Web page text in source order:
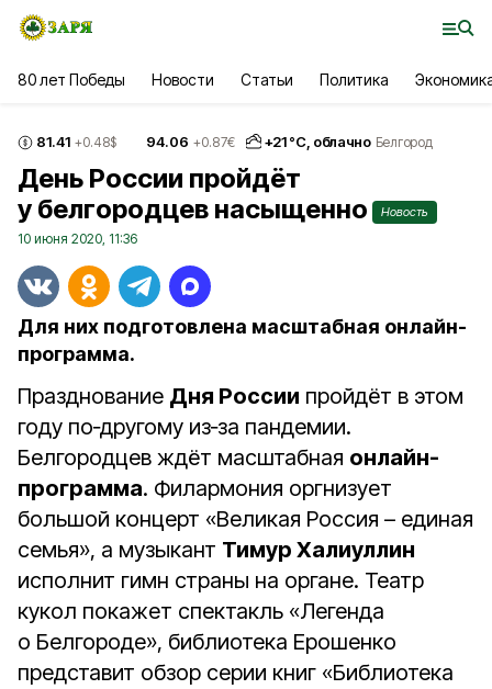
80 лет Победы Новости Статьи Политика
81.41 +0.48$ 94.06 +0.87€ +21°С, облачно Белгород
День России пройдёт
у белгородцев насыщенно
Новость
10 июня 2020, 11:36
Для них подготовлена масштабная онлайн-
программа.
Празднование Дня России пройдёт в этом
году по‑другому из‑за пандемии.
Белгородцев ждёт масштабная онлайн-
программа. Филармония оргнизует
большой концерт «Великая Россия – единая
семья», а музыкант Тимур Халиуллин
исполнит гимн страны на органе. Театр
кукол покажет спектакль «Легенда
о Белгороде», библиотека Ерошенко
представит обзор серии книг «Библиотека